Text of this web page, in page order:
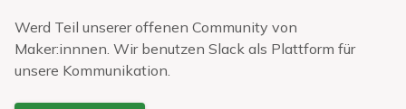
Werd Teil unserer offenen Community von
Maker:innnen. Wir benutzen Slack als Plattform für
unsere Kommunikation.